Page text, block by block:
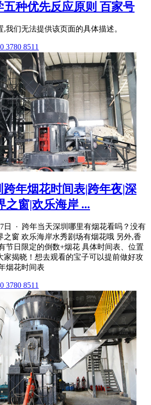
五种优先反应原则 百家号
,我们无法提供该页面的具体描述。
3780 8511
跨年烟花时间表|跨年夜|深
之窗|欢乐海岸 ...
日 · 跨年当天深圳哪里有烟花看吗？没有
之窗 欢乐海岸水秀剧场有烟花哦 另外,香
节日限定的倒数+烟花 具体时间表、位置
家揭晓！想去观看的宝子可以提前做好攻
烟花时间表
3780 8511